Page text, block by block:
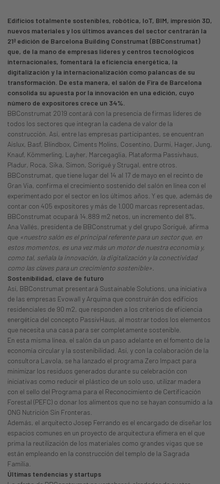
Edificios totalmente sostenibles, robótica, IoT, BIM, impresión 3D,
nuevos materiales y los últimos avances del sector centrarán la
21ª edición de Barcelona Building Construmat (BBConstrumat)
que, de la mano de empresas líderes y centros tecnológicos
internacionales, fomentará la eficiencia energética, la
digitalización y la internacionalización como palancas de su
transformación. De esta manera, el salón de Fira de Barcelona
consolida su apuesta por la innovación en una edición, cuyo
número de expositores crece un 34%.
BBConstrumat 2019 contará con la presencia de firmas líderes de
todos los sectores que integran la cadena de valor de la
construcción. Así, entre las empresas participantes, se encuentran
Aislux, Basf, Blindbox, Ciments Molins, Cosentino, Durmi, Hager, Jung,
Knauf, Kömmerling, Layher, Marcegaglia, Plataforma Passivhaus,
Pladur, Roca, Sika, Simon, Sorigué y Strugal, entre otros.
BBConstrumat, que tiene lugar del 14 al 17 de mayo en el recinto de
Gran Via, confirma el crecimiento sostenido del salón en línea con el
experimentado por el sector en los últimos años. Y es que, además de
contar con 405 expositores y más de 1.000 marcas representadas,
BBConstrumat ocupará 14.889 m2 netos, un incremento del 8%.
Ana Vallés, presidenta de BBConstrumat y del grupo Sorigué, afirma
que «nuestro salón es el principal referente para un sector que, en
estos momentos, es una vez más un motor de nuestra economía y,
como tal, señala la innovación, la digitalización y la conectividad
como las claves para un crecimiento sostenible».
Sostenibilidad, clave de futuro
Así, BBConstrumat presentará Sustainable Solutions, una iniciativa
de las empresas Evowall y Arquima que construirán dos edificios
residenciales de 90 m2, que responden a los criterios de eficiencia
energética del concepto PassivHaus, al mostrar todos los elementos
que necesita una casa para ser completamente sostenible.
En esta misma línea, el salón da un paso adelante en el fomento de la
economía circular y la sostenibilidad. Así, y con la colaboración de la
consultora Lavola, se ha lanzado el programa Zero Impact para
minimizar los residuos generados durante su celebración con
iniciativas como reducir el plástico de un solo uso, utilizar madera
con el sello del Programa para el Reconocimiento de Certificación
Forestal (PEFC) o donar los alimentos que no se hayan consumido a la
ONG Nutrición Sin Fronteras.
Además, el arquitecto Josep Ferrando es el encargado de diseñar los
espacios comunes en un proyecto de arquitectura efímera en el que
prima la reutilización de los materiales como grandes vigas que se
están empleando en la construcción del templo de la Sagrada
Familia.
Últimas tendencias y startups